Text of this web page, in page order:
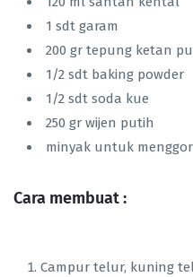
1 sdt garam
200 gr tepung ketan
1/2 sdt baking powder
1/2 sdt soda kue
250 gr wijen putih
minyak untuk
Cara membuat :
Campur telur, kuning